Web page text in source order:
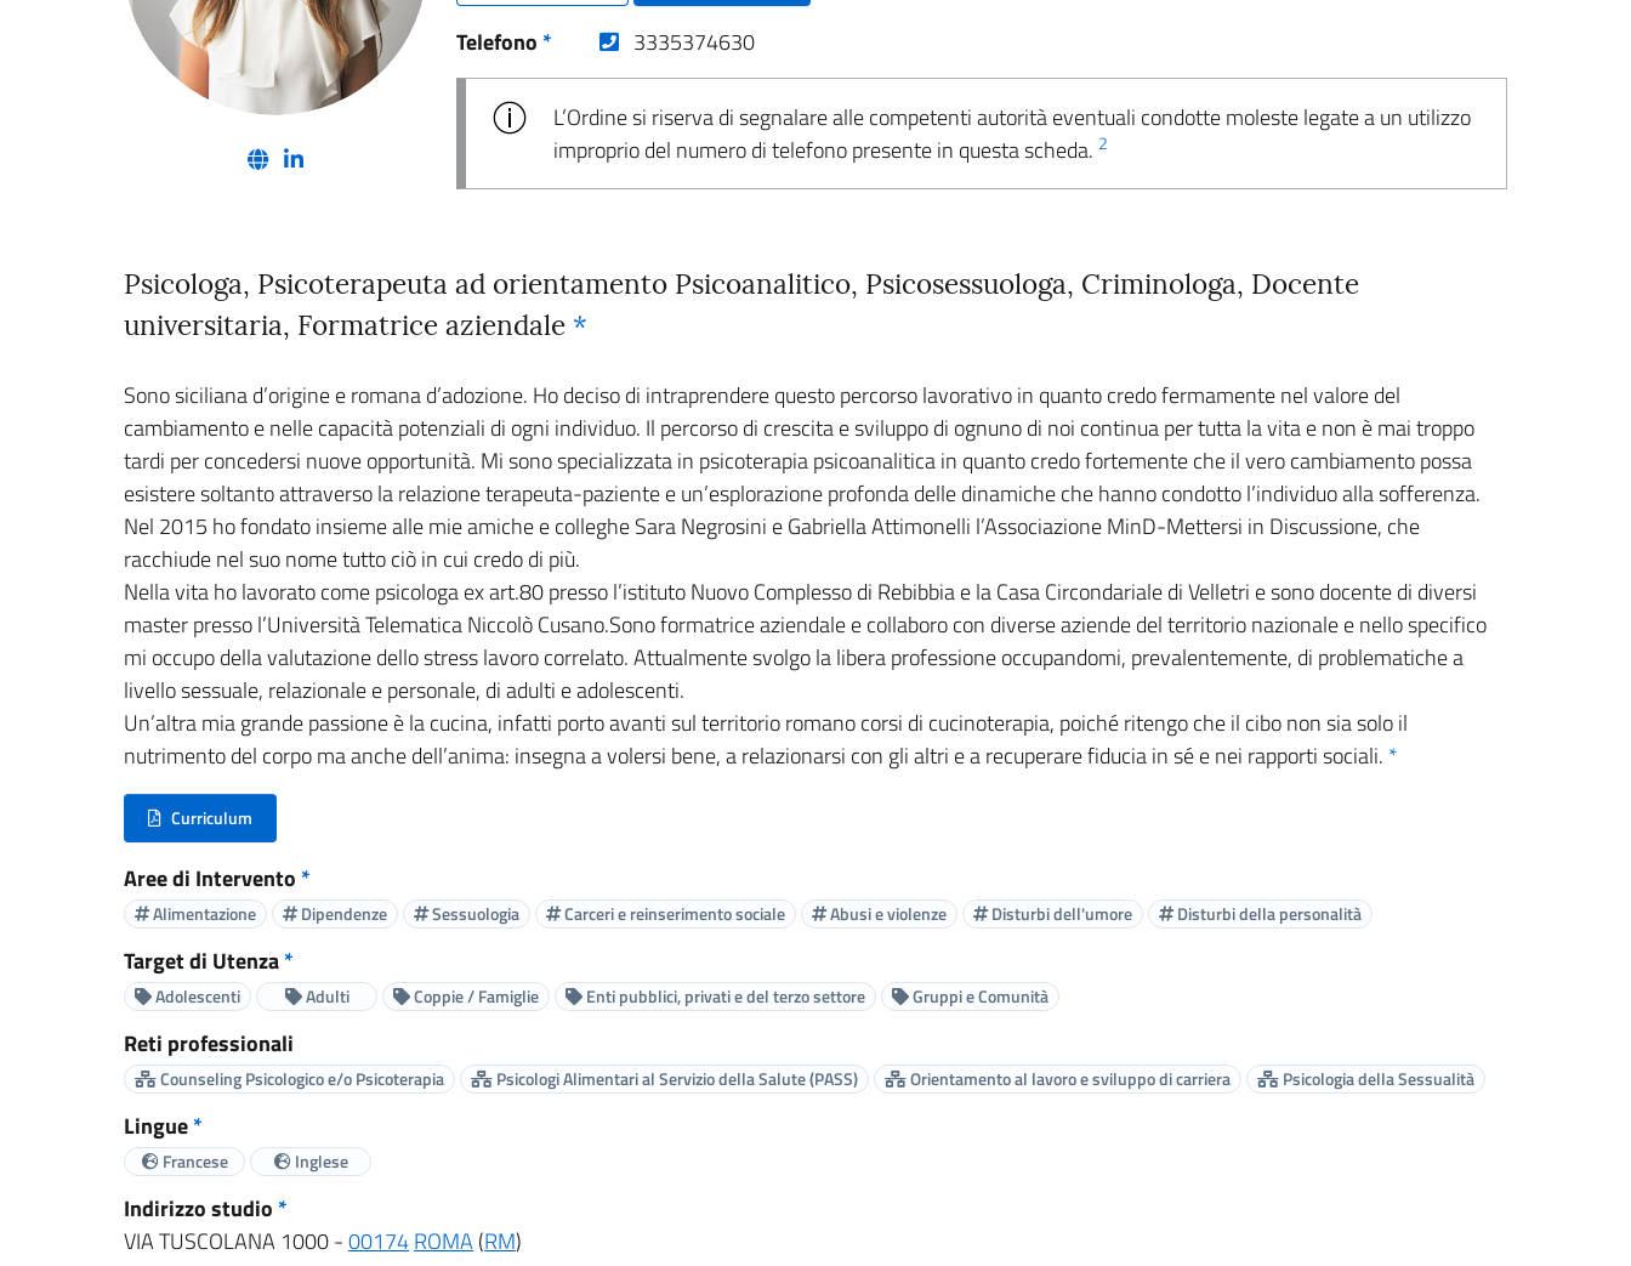
(nuova scheda - new tab)
(nuova scheda - new tab)
Telefono * (nuova scheda - new tab)
3335374630
L’Ordine si riserva di segnalare alle competenti autorità eventuali condotte moleste legate a un utilizzo
improprio del numero di telefono presente in questa scheda. 2
Psicologa, Psicoterapeuta ad orientamento Psicoanalitico, Psicosessuologa, Criminologa, Docente
universitaria, Formatrice aziendale *
Sono siciliana d’origine e romana d’adozione. Ho deciso di intraprendere questo percorso lavorativo in quanto credo fermamente nel valore del
cambiamento e nelle capacità potenziali di ogni individuo. Il percorso di crescita e sviluppo di ognuno di noi continua per tutta la vita e non è mai troppo
tardi per concedersi nuove opportunità. Mi sono specializzata in psicoterapia psicoanalitica in quanto credo fortemente che il vero cambiamento possa
esistere soltanto attraverso la relazione terapeuta-paziente e un’esplorazione profonda delle dinamiche che hanno condotto l’individuo alla sofferenza.
Nel 2015 ho fondato insieme alle mie amiche e colleghe Sara Negrosini e Gabriella Attimonelli l’Associazione MinD-Mettersi in Discussione, che
racchiude nel suo nome tutto ciò in cui credo di più.
Nella vita ho lavorato come psicologa ex art.80 presso l’istituto Nuovo Complesso di Rebibbia e la Casa Circondariale di Velletri e sono docente di diversi
master presso l’Università Telematica Niccolò Cusano.Sono formatrice aziendale e collaboro con diverse aziende del territorio nazionale e nello specifico
mi occupo della valutazione dello stress lavoro correlato. Attualmente svolgo la libera professione occupandomi, prevalentemente, di problematiche a
livello sessuale, relazionale e personale, di adulti e adolescenti.
Un’altra mia grande passione è la cucina, infatti porto avanti sul territorio romano corsi di cucinoterapia, poiché ritengo che il cibo non sia solo il
nutrimento del corpo ma anche dell’anima: insegna a volersi bene, a relazionarsi con gli altri e a recuperare fiducia in sé e nei rapporti sociali. *
Curriculum
(nuova scheda - new tab)
Aree di Intervento *
Alimentazione Dipendenze Sessuologia Carceri e reinserimento sociale Abusi e violenze Disturbi dell'umore Disturbi della personalità
Target di Utenza*
Adolescenti Adulti Coppie / Famiglie Enti pubblici, privati e del terzo settore Gruppi e Comunità
Reti professionali
Counseling Psicologico e/o Psicoterapia Psicologi Alimentari al Servizio della Salute (PASS) Orientamento al lavoro e sviluppo di carriera Psicologia della Sessualità
Lingue*
Francese Inglese
Indirizzo studio *
VIA TUSCOLANA 1000 -00174ROMA(RM)